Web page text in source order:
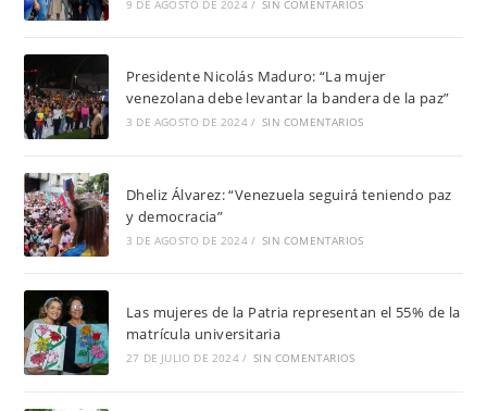
9 DE AGOSTO DE 2024 / SIN COMENTARIOS
Presidente Nicolás Maduro: “La mujer
venezolana debe levantar la bandera de la paz”
3 DE AGOSTO DE 2024 / SIN COMENTARIOS
Dheliz Álvarez: “Venezuela seguirá teniendo paz
y democracia”
3 DE AGOSTO DE 2024 / SIN COMENTARIOS
Las mujeres de la Patria representan el 55% de la
matrícula universitaria
27 DE JULIO DE 2024 / SIN COMENTARIOS